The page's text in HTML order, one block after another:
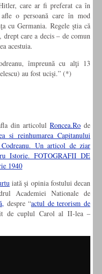
care ar fi preferat ca în
o persoană care în mod
cu Germania. Regele ştia că
care a decis – de comun
acestuia.
împreună cu alţi 13
au fost ucişi.” (*)
din articolulRoncea.Ro de
si reinhumarea Capitanului
Un articol de ziar
Istorie. FOTOGRAFII DE
1940
iată şi opinia fostului decan
Academiei Nationale de
despre “actul de terorism de
de cuplul Carol al II-lea –